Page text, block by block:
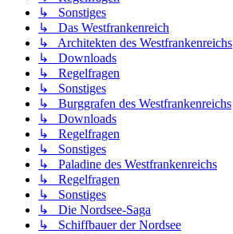
↳ Sonstiges
↳ Das Westfrankenreich
↳ Architekten des Westfrankenreichs
↳ Downloads
↳ Regelfragen
↳ Sonstiges
↳ Burggrafen des Westfrankenreichs
↳ Downloads
↳ Regelfragen
↳ Sonstiges
↳ Paladine des Westfrankenreichs
↳ Regelfragen
↳ Sonstiges
↳ Die Nordsee-Saga
↳ Schiffbauer der Nordsee